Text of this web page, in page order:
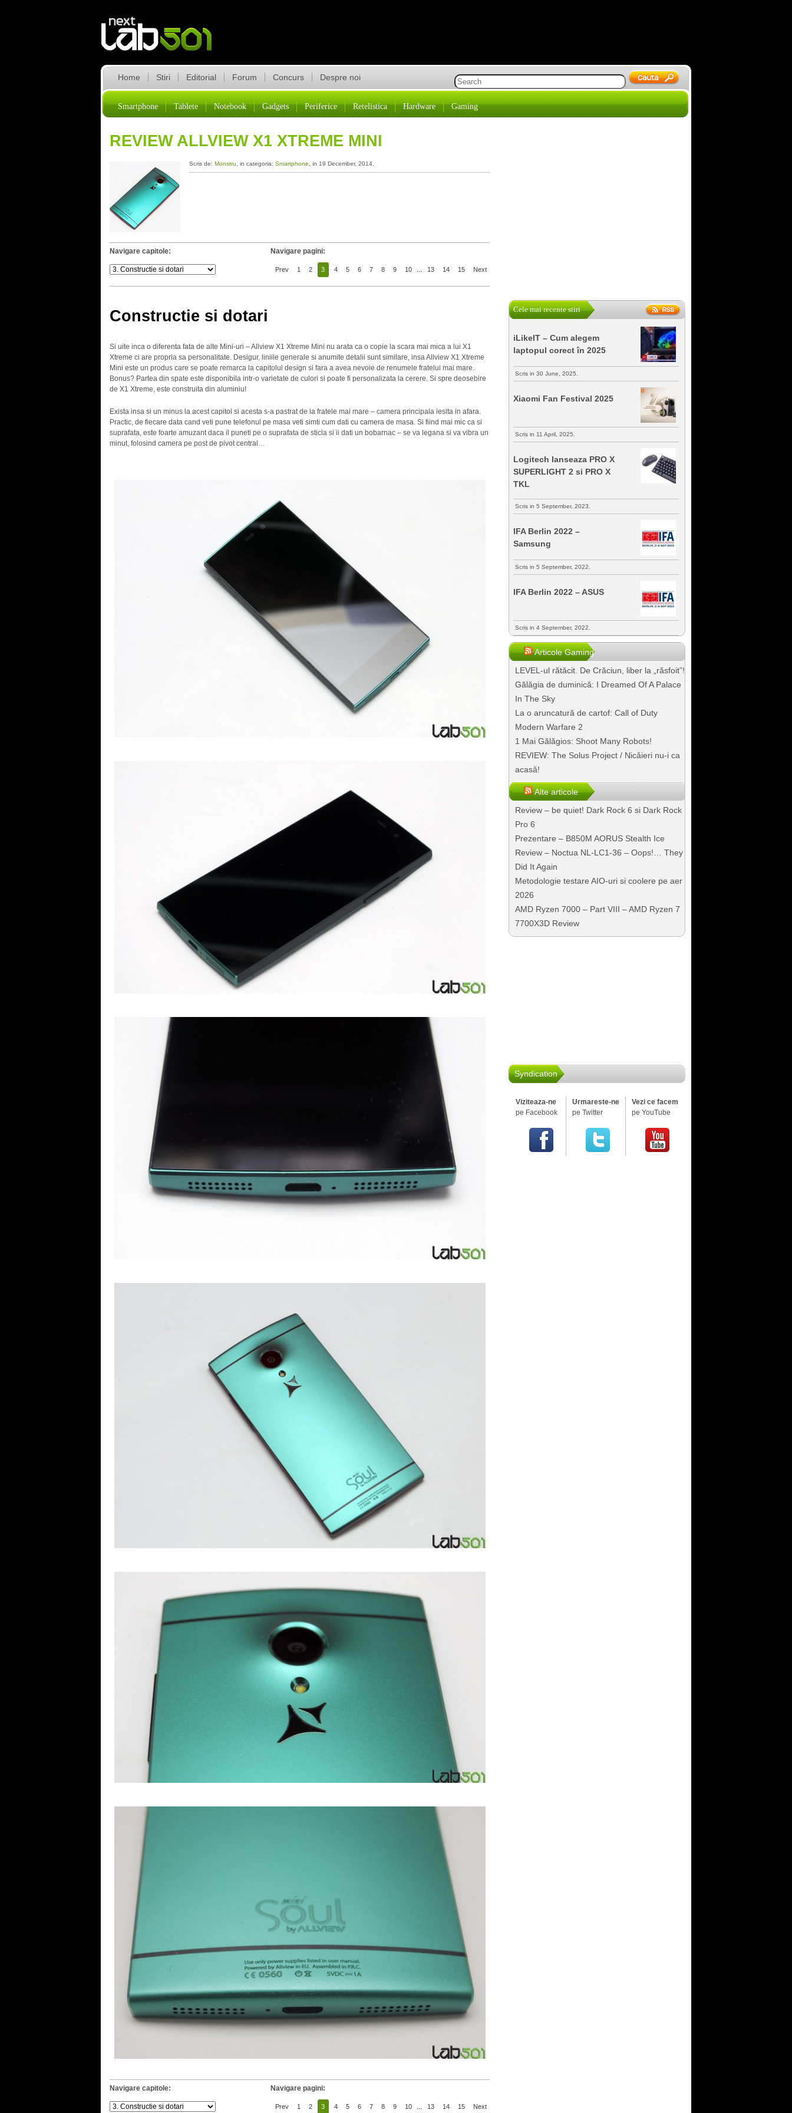
Home Stiri Editorial Forum Concurs Despre noi
Smartphone Tablete Notebook Gadgets Periferice Retelistica Hardware Gaming
REVIEW ALLVIEW X1 XTREME MINI
Scris de: Monstru , in categoria: Smartphone , in 19 December, 2014.
Navigare capitole: Navigare pagini:
Prev 1 2 3 4 5 6 7 8 9 10 13 14 15 Next
Constructie si dotari
Si uite inca o diferenta fata de alte Mini-uri – Allview X1 Xtreme Mini nu arata ca o copie la scara mai mica a lui X1
Xtreme ci are propria sa personalitate. Desigur, liniile generale si anumite detalii sunt similare, insa Allview X1 Xtreme
Mini este un produs care se poate remarca la capitolul design si fara a avea nevoie de renumele fratelui mai mare.
Bonus? Partea din spate este disponibila intr-o varietate de culori si poate fi personalizata la cerere. Si spre deosebire
de X1 Xtreme, este construita din aluminiu!
Exista insa si un minus la acest capitol si acesta s-a pastrat de la fratele mai mare – camera principala iesita in afara.
Practic, de fiecare data cand veti pune telefonul pe masa veti simti cum dati cu camera de masa. Si fiind mai mic ca si
suprafata, este foarte amuzant daca il puneti pe o suprafata de sticla si ii dati un bobarnac – se va legana si va vibra un
minut, folosind camera pe post de pivot central…
Navigare capitole: Navigare pagini:
Prev 1 2 3 4 5 6 7 8 9 10 13 14 15 Next
Cele mai recente stiri
iLikeIT – Cum alegem
laptopul corect în 2025
Scris in 30 June, 2025.
Xiaomi Fan Festival 2025
Scris in 11 April, 2025.
Logitech lanseaza PRO X
SUPERLIGHT 2 si PRO X
TKL
Scris in 5 September, 2023.
IFA Berlin 2022 –
Samsung
Scris in 5 September, 2022.
IFA Berlin 2022 – ASUS
Scris in 4 September, 2022.
Articole Gaming
LEVEL-ul rătăcit. De Crăciun, liber la „răsfoit”!
Gălăgia de duminică: I Dreamed Of A Palace
In The Sky
La o aruncatură de cartof: Call of Duty
Modern Warfare 2
1 Mai Gălăgios: Shoot Many Robots!
REVIEW: The Solus Project / Nicăieri nu-i ca
acasă!
Alte articole
Review – be quiet! Dark Rock 6 si Dark Rock
Pro 6
Prezentare – B850M AORUS Stealth Ice
Review – Noctua NL-LC1-36 – Oops!… They
Did It Again
Metodologie testare AIO-uri si coolere pe aer
2026
AMD Ryzen 7000 – Part VIII – AMD Ryzen 7
7700X3D Review
Syndication
Viziteaza-ne
pe Facebook
Urmareste-ne
pe Twitter
Vezi ce facem
pe YouTube